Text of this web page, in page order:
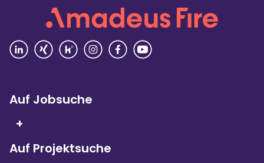
4,4
Rezensionen lesen
Auf Jobsuche
+
Auf Projektsuche